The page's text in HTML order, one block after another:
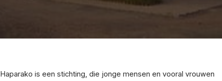
Haparako is een stichting, die jonge mensen en vooral vrouwen